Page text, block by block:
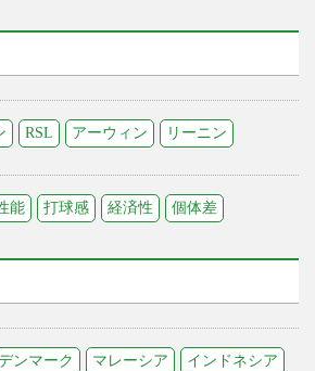
RSL アーウィン リーニン
能 打球感 経済性 個体差
ンマーク マレーシア インドネシア